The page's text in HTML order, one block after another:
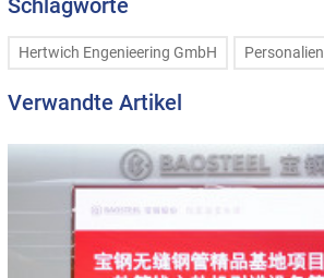
Hertwich Engenieering GmbH Personalien
Verwandte Artikel